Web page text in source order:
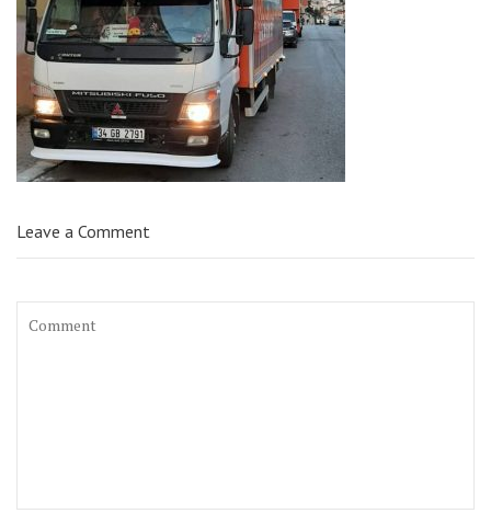
Leave a Comment